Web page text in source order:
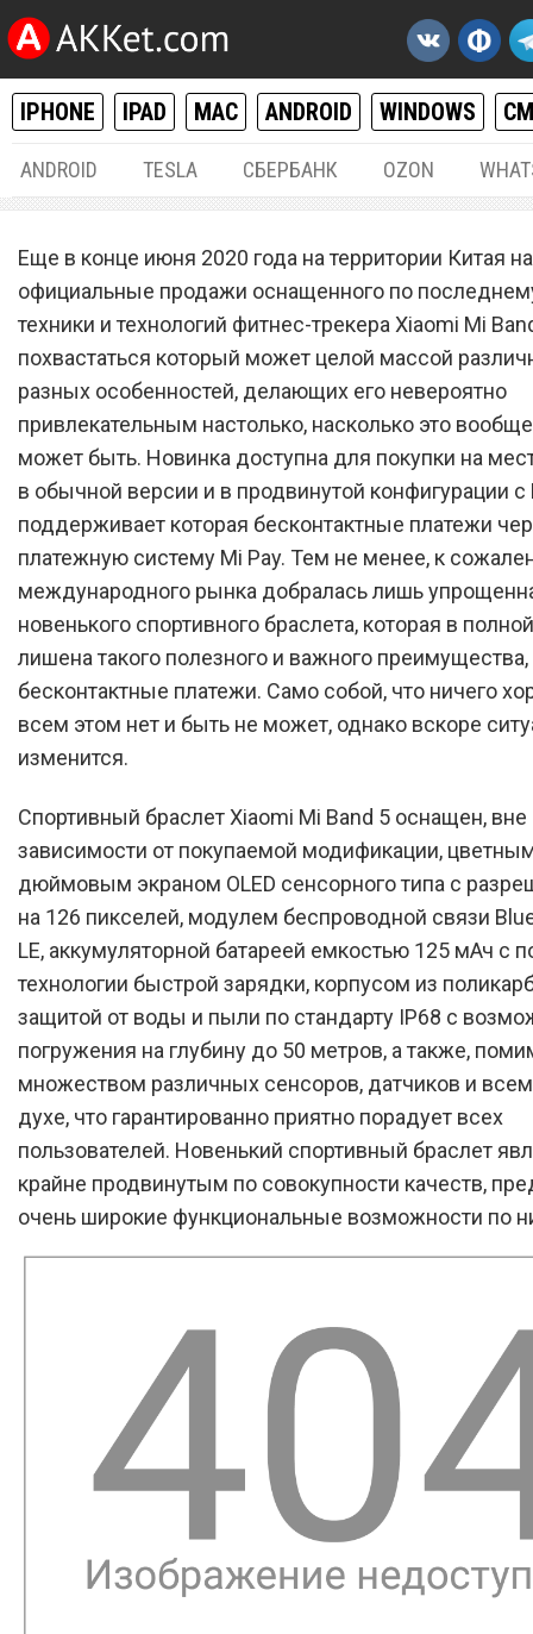
IPHONE IPAD MAC ANDROID WINDOWS
ANDROID TESLA СБЕРБАНК OZON
Xiaomi Mi Band 5 с NFC
заработает в России и
странах мира
Еще в конце июня 2020 года на территории Китая
официальные продажи оснащенного по
техники и технологий фитнес-трекера Xiaomi Mi
похвастаться который может целой массой
разных особенностей, делающих его невероятно
привлекательным настолько, насколько это
может быть. Новинка доступна для покупки на
в обычной версии и в продвинутой конфигурации с
поддерживает которая бесконтактные платежи
платежную систему Mi Pay. Тем не менее, к
международного рынка добралась лишь
новенького спортивного браслета, которая в
лишена такого полезного и важного преимущества,
бесконтактные платежи. Само собой, что ничего
всем этом нет и быть не может, однако вскоре
изменится.
Спортивный браслет Xiaomi Mi Band 5 оснащен, вне
зависимости от покупаемой модификации,
дюймовым экраном OLED сенсорного типа с
на 126 пикселей, модулем беспроводной связи
LE, аккумуляторной батареей емкостью 125 мАч с
технологии быстрой зарядки, корпусом из
защитой от воды и пыли по стандарту IP68 с
погружения на глубину до 50 метров, а также,
множеством различных сенсоров, датчиков и
духе, что гарантированно приятно порадует всех
пользователей. Новенький спортивный браслет
крайне продвинутым по совокупности качеств,
очень широкие функциональные возможности по